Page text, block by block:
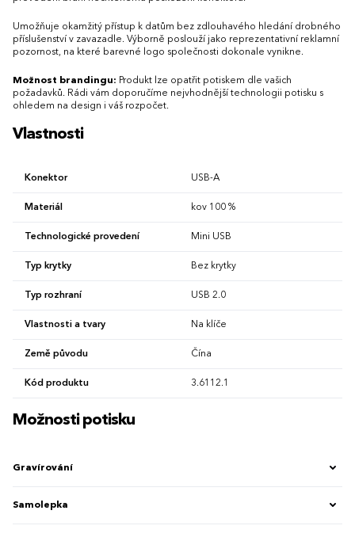
Umožňuje okamžitý přístup k datům bez zdlouhavého hledání drobného
příslušenství v zavazadle. Výborně poslouží jako reprezentativní reklamní
pozornost, na které barevné logo společnosti dokonale vynikne.
Možnost brandingu: Produkt lze opatřit potiskem dle vašich
požadavků. Rádi vám doporučíme nejvhodnější technologii potisku s
ohledem na design i váš rozpočet.
Vlastnosti
Konektor USB-A
Materiál kov 100 %
Technologické provedení Mini USB
Typ krytky Bez krytky
Typ rozhraní USB 2.0
Vlastnosti a tvary Na klíče
Země původu Čína
Kód produktu 3.6112.1
Možnosti potisku
Gravírování
Samolepka